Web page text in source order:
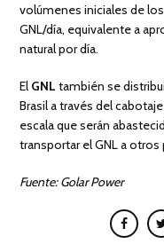
volúmenes iniciales de
GNL/día, equivalente a
natural por día.
El GNL también se
Brasil a través del
escala que serán
transportar el GNL a
Fuente: Golar Power